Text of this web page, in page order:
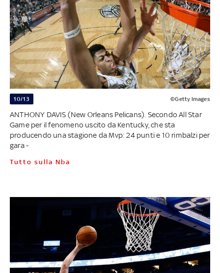
10/13 ©Getty Images
ANTHONY DAVIS (New Orleans Pelicans). Secondo All Star
Game per il fenomeno uscito da Kentucky, che sta
producendo una stagione da Mvp: 24 punti e 10 rimbalzi per
gara -
Tutto sulla Nba